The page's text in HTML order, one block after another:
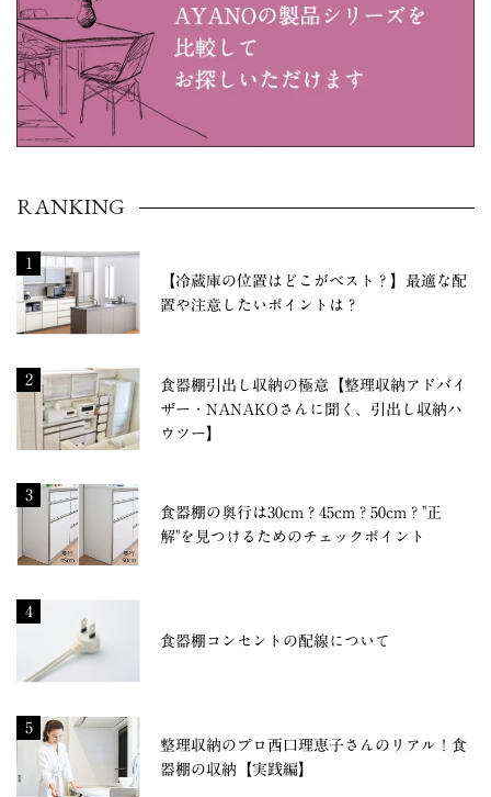
RANKING
1
【冷蔵庫の位置はどこがベスト？】最適な配
置や注意したいポイントは？
2
食器棚引出し収納の極意【整理収納アドバイ
ザー・NANAKOさんに聞く、引出し収納ハ
ウツー】
3
食器棚の奥行は30cm？45cm？50cm？"正
解"を見つけるためのチェックポイント
4
食器棚コンセントの配線について
5
整理収納のプロ西口理恵子さんのリアル！食
器棚の収納【実践編】